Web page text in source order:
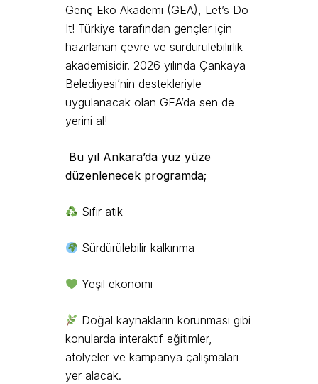
Genç Eko Akademi (GEA), Let’s Do
It! Türkiye tarafından gençler için
hazırlanan çevre ve sürdürülebilirlik
akademisidir. 2026 yılında Çankaya
Belediyesi’nin destekleriyle
uygulanacak olan GEA’da sen de
yerini al!
Bu yıl Ankara’da yüz yüze
düzenlenecek programda;
Sıfır atık
Sürdürülebilir kalkınma
Yeşil ekonomi
Doğal kaynakların korunması gibi
konularda interaktif eğitimler,
atölyeler ve kampanya çalışmaları
yer alacak.